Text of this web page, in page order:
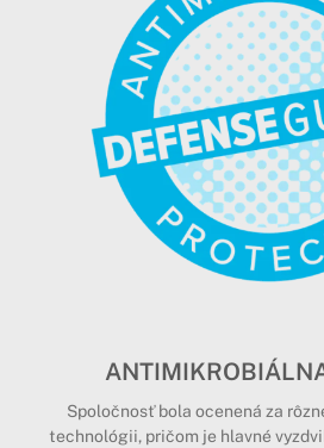
Spoločnosť bola ocenená za
technológii, pričom je hlavné